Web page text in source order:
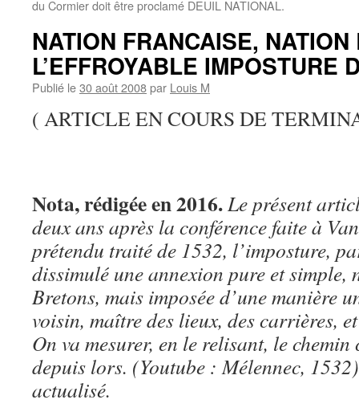
du Cormier doit être proclamé DEUIL NATIONAL.
NATION FRANCAISE,
L’EFFROYABLE IMPOSTURE
Publié le30 août 2008par Louis M
( ARTICLE EN COURS DE
Nota, rédigée en 2016.Le présent
deux ans après la conférence faite à
prétendu traité de 1532, l’imposture,
dissimulé une annexion pure et simple,
Bretons, mais imposée d’une manière
voisin, maître des lieux, des carrières,
On va mesurer, en le relisant, le
depuis lors. (Youtube : Mélennec,
actualisé.